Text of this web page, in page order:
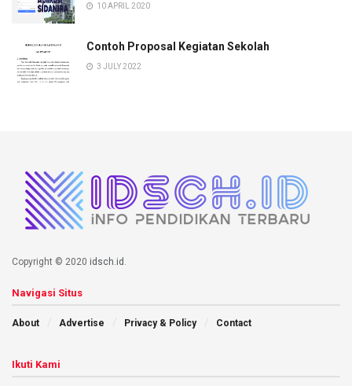
10 APRIL 2020
Contoh Proposal Kegiatan Sekolah
3 JULY 2022
Copyright © 2020 idsch.id .
Navigasi Situs
About Advertise Privacy & Policy Contact
Ikuti Kami